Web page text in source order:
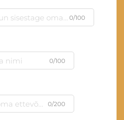
0/100
0/100
0/200